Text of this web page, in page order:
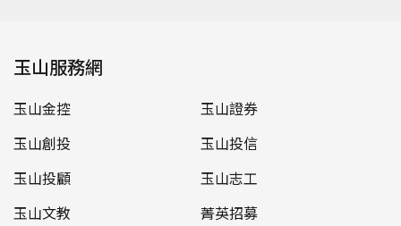
玉山服務網
玉山金控
玉山證券
玉山創投
玉山投信
玉山投顧
玉山志工
玉山文教
菁英招募